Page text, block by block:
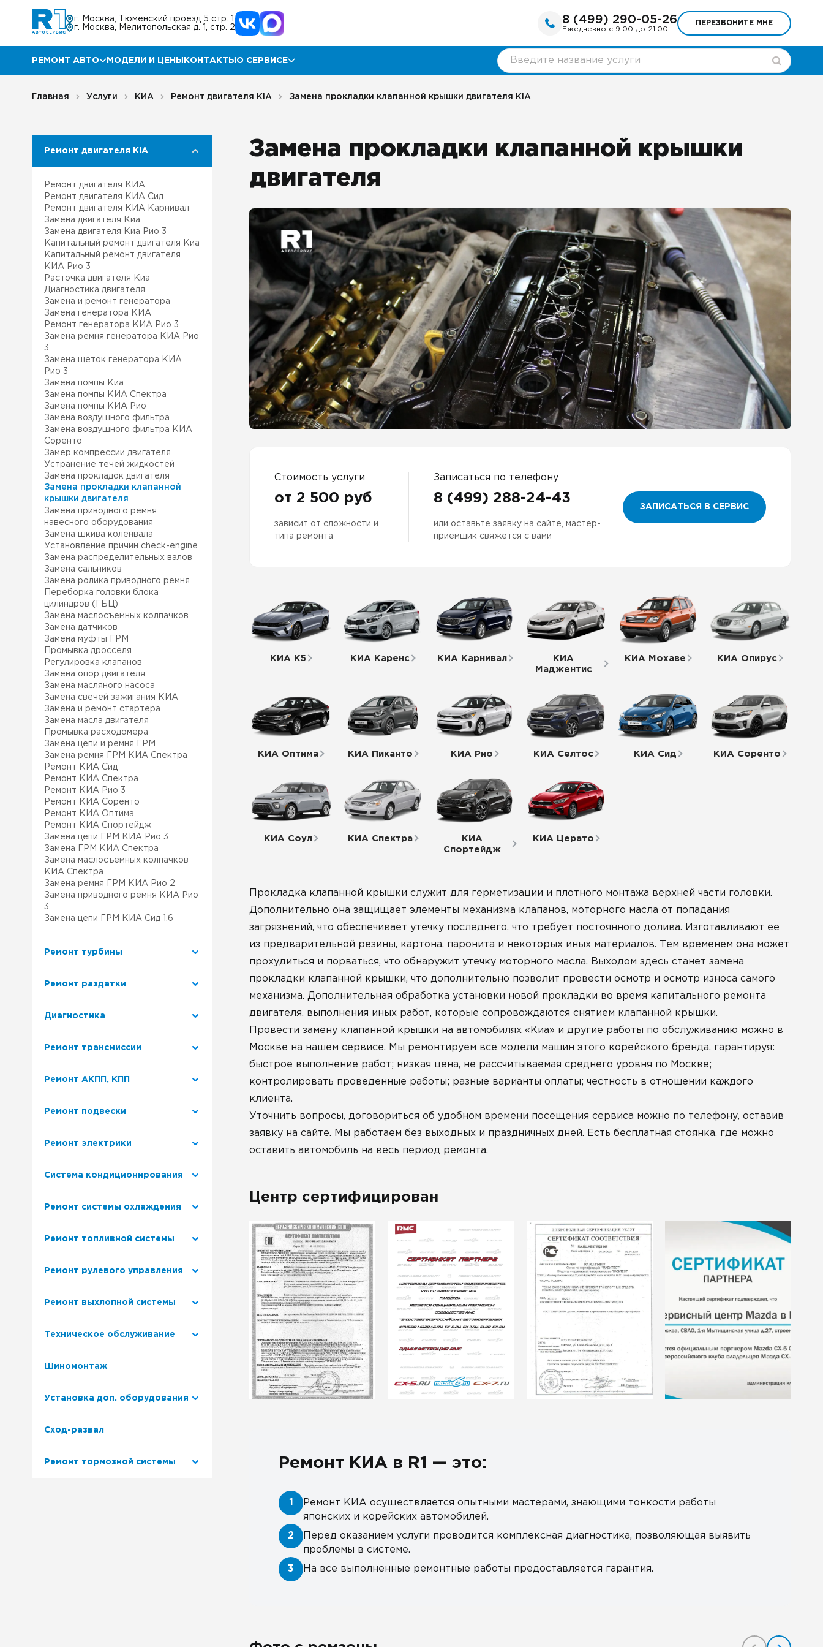
г. Москва, Тюменский проезд 5 стр. 1
г. Москва, Мелитопольская д. 1, стр. 2
8 (499) 290-05-26
Ежедневно с 9:00 до 21:00
ПЕРЕЗВОНИТЕ МНЕ
РЕМОНТ АВТО
Ремонт Мазда
Ремонт Хендай
Ремонт Ниссан
Ремонт Инфинити
Ремонт Тойота
Ремонт Лексус
Ремонт Митсубиси
Ремонт Сузуки
МОДЕЛИ И ЦЕНЫ КОНТАКТЫ О СЕРВИСЕ
Программа лояльности
Отзывы
Гарантия
Блог
Корпоративным клиентам
Наш автосервис мазда
Клубный сервис мазда
Ремонт мазда в москве
Наша команда
Сертификаты
Главная Услуги КИА Ремонт двигателя КIA Замена прокладки клапанной крышки двигателя KIA
Ремонт двигателя КIA
Ремонт двигателя КИА
Ремонт двигателя КИА Сид
Ремонт двигателя КИА Карнивал
Замена двигателя Киа
Замена двигателя Киа Рио 3
Капитальный ремонт двигателя Киа
Капитальный ремонт двигателя
КИА Рио 3
Расточка двигателя Киа
Диагностика двигателя
Замена и ремонт генератора
Замена генератора КИА
Ремонт генератора КИА Рио 3
Замена ремня генератора КИА Рио
3
Замена щеток генератора КИА
Рио 3
Замена помпы Киа
Замена помпы КИА Спектра
Замена помпы КИА Рио
Замена воздушного фильтра
Замена воздушного фильтра КИА
Соренто
Замер компрессии двигателя
Устранение течей жидкостей
Замена прокладок двигателя
Замена прокладки клапанной
крышки двигателя
Замена приводного ремня
навесного оборудования
Замена шкива коленвала
Установление причин check-engine
Замена распределительных валов
Замена сальников
Замена ролика приводного ремня
Переборка головки блока
цилиндров (ГБЦ)
Замена маслосъемных колпачков
Замена датчиков
Замена муфты ГРМ
Промывка дросселя
Регулировка клапанов
Замена опор двигателя
Замена масляного насоса
Замена свечей зажигания КИА
Замена и ремонт стартера
Замена масла двигателя
Промывка расходомера
Замена цепи и ремня ГРМ
Замена ремня ГРМ КИА Спектра
Ремонт КИА Сид
Ремонт КИА Спектра
Ремонт КИА Рио 3
Ремонт КИА Соренто
Ремонт КИА Оптима
Ремонт КИА Спортейдж
Замена цепи ГРМ КИА Рио 3
Замена ГРМ КИА Спектра
Замена маслосъемных колпачков
КИА Спектра
Замена ремня ГРМ КИА Рио 2
Замена приводного ремня КИА Рио
3
Замена цепи ГРМ КИА Сид 1.6
Ремонт турбины
Ремонт раздатки
Диагностика
Ремонт трансмиссии
Ремонт АКПП, КПП
Ремонт подвески
Ремонт электрики
Система кондиционирования
Ремонт системы охлаждения
Ремонт топливной системы
Ремонт рулевого управления
Ремонт выхлопной системы
Техническое обслуживание
Шиномонтаж
Установка доп. оборудования
Сход-развал
Ремонт тормозной системы
Замена прокладки клапанной крышки
двигателя
Стоимость услуги
от 2 500 руб
зависит от сложности и
типа ремонта
Записаться по телефону
8 (499) 288-24-43
или оставьте заявку на сайте, мастер-
приемщик свяжется с вами
ЗАПИСАТЬСЯ В СЕРВИС
КИА К5 КИА Каренс КИА Карнивал
КИА
Маджентис
КИА Мохаве КИА Опирус
КИА Оптима КИА Пиканто КИА Рио КИА Селтос КИА Сид КИА Соренто
КИА Соул КИА Спектра
КИА
Спортейдж
КИА Церато
Прокладка клапанной крышки служит для герметизации и плотного монтажа верхней части головки.
Дополнительно она защищает элементы механизма клапанов, моторного масла от попадания
загрязнений, что обеспечивает утечку последнего, что требует постоянного долива. Изготавливают ее
из предварительной резины, картона, паронита и некоторых иных материалов. Тем временем она может
прохудиться и порваться, что обнаружит утечку моторного масла. Выходом здесь станет замена
прокладки клапанной крышки, что дополнительно позволит провести осмотр и осмотр износа самого
механизма. Дополнительная обработка установки новой прокладки во время капитального ремонта
двигателя, выполнения иных работ, которые сопровождаются снятием клапанной крышки.
Провести замену клапанной крышки на автомобилях «Киа» и другие работы по обслуживанию можно в
Москве на нашем сервисе. Мы ремонтируем все модели машин этого корейского бренда, гарантируя:
быстрое выполнение работ; низкая цена, не рассчитываемая среднего уровня по Москве;
контролировать проведенные работы; разные варианты оплаты; честность в отношении каждого
клиента.
Уточнить вопросы, договориться об удобном времени посещения сервиса можно по телефону, оставив
заявку на сайте. Мы работаем без выходных и праздничных дней. Есть бесплатная стоянка, где можно
оставить автомобиль на весь период ремонта.
Центр сертифицирован
Ремонт КИА в R1 — это:
1
Ремонт КИА осуществляется опытными мастерами, знающими тонкости работы
японских и корейских автомобилей.
2
Перед оказанием услуги проводится комплексная диагностика, позволяющая выявить
проблемы в системе.
3 На все выполненные ремонтные работы предоставляется гарантия.